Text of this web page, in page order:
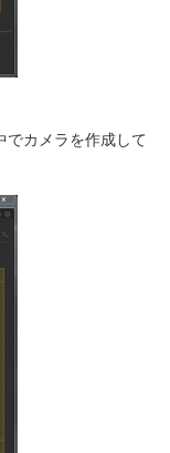
でカメラを作成して